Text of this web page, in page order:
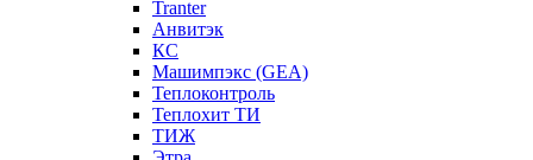
Tranter
Анвитэк
КС
Машимпэкс (GEA)
Теплоконтроль
Теплохит ТИ
ТИЖ